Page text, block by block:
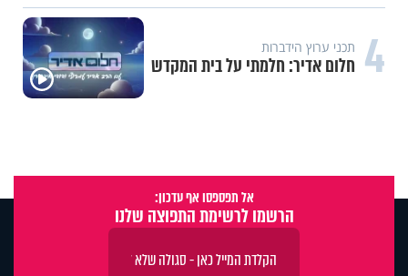
4 תכני ערוץ הידברות
חלום אדיר: חלמתי על בית המקדש
אל תפספסו אף עדכון:
הרשמו לרשימת התפוצה שלנו